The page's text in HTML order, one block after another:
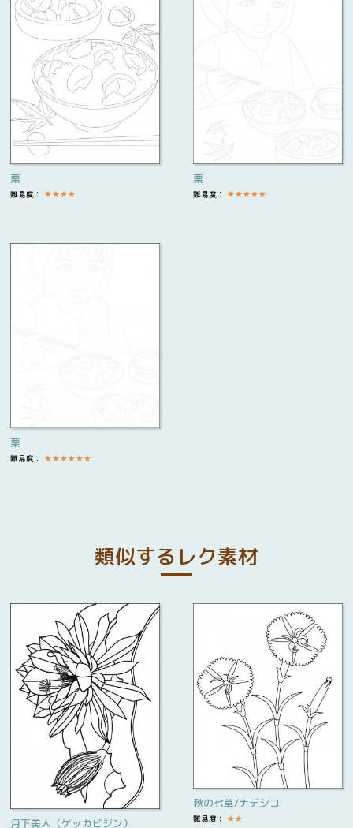
栗
難易度： ★★★★
栗
難易度： ★★★★★
栗
難易度： ★★★★★★
類似するレク素材
月下美人（ゲッカビジン）
秋の七草/ナデシコ
難易度： ★★